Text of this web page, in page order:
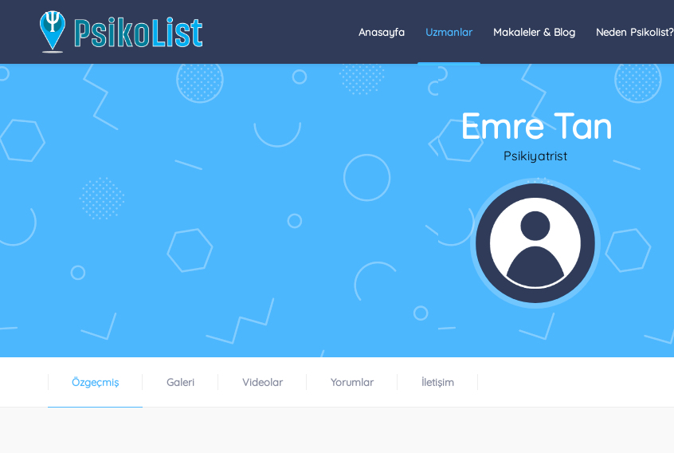
Anasayfa Uzmanlar Makaleler & Blog Neden Psikolist?
Emre Tan
Psikiyatrist
Özgeçmiş Galeri Videolar Yorumlar İletişim